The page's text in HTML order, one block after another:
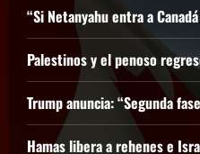
“Si Netanyahu entra a
Palestinos y el penoso
Trump anuncia: “Segunda
Hamas libera a rehenes e